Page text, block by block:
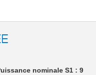
nominale S1 : 9